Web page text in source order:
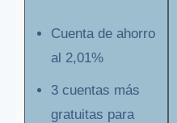
Cuenta de ahorro
al 2,01%
3 cuentas más
gratuitas para